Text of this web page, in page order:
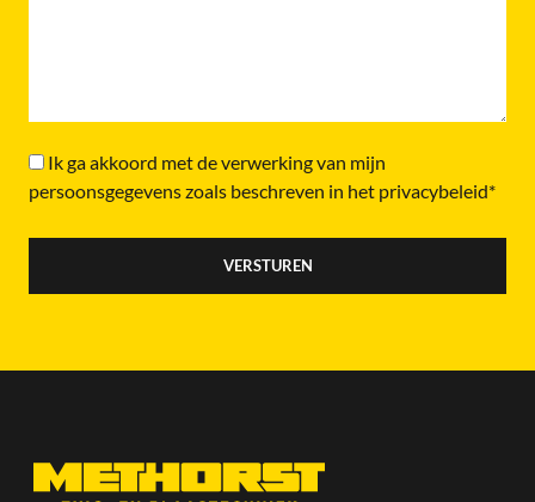
Ik ga akkoord met de verwerking van mijn
persoonsgegevens zoals beschreven in het privacybeleid*